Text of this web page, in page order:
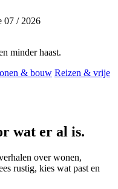
07 / 2026
minder haast.
& bouw Reizen & vrije
wat er al is.
over wonen,
rustig, kies wat past en